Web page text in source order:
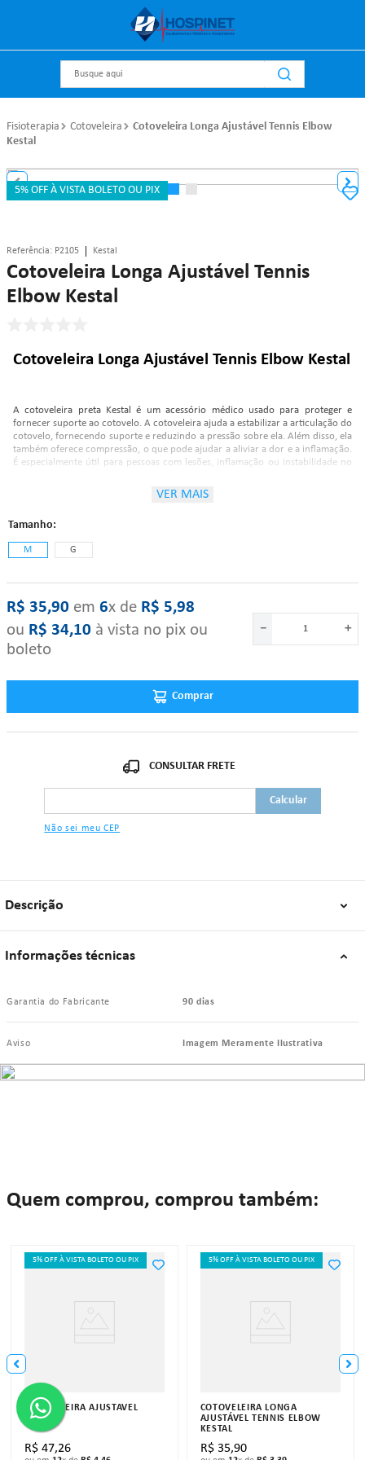
Fisioterapia Cotoveleira
Cotoveleira Longa Ajustável Tennis Elbow
Kestal
5% OFF À VISTA BOLETO OU PIX
Referência: P2105 Kestal
Cotoveleira Longa Ajustável Tennis
Elbow Kestal
Cotoveleira Longa Ajustável Tennis Elbow Kestal
A cotoveleira preta Kestal é um acessório médico usado para proteger e
fornecer suporte ao cotovelo. A cotoveleira ajuda a estabilizar a articulação do
cotovelo, fornecendo suporte e reduzindo a pressão sobre ela. Além disso, ela
também oferece compressão, o que pode ajudar a aliviar a dor e a inflamação.
É especialmente útil para pessoas com lesões, inflamação ou instabilidade no
Possui faixa ajustável que oferece melhor compressão e ajuste ao
corpo, proporcionando mais firmeza à articulação;
Tamanhos:
27cm - 30cm (M);
"Se algum dos itens acima estiver danificado ou faltando, por favor nos
VER MAIS
Tamanho
M G
R$ 35,90 ‎ em‎ ‎ 6x de‎ ‎ R$ 5,98
ou R$ 34,10 à vista no pix ou
boleto
＋
－
Comprar
Não sei meu CEP
Descrição
Informações técnicas
Garantia do Fabricante 90 dias
Aviso Imagem Meramente Ilustrativa
Quem comprou, comprou também:
5% OFF À VISTA BOLETO OU PIX
COTOVELEIRA AJUSTÁVEL
KESTAL
R$ 47,26
5% OFF À VISTA BOLETO OU PIX
COTOVELEIRA LONGA
AJUSTÁVEL TENNIS ELBOW
KESTAL
R$ 35,90